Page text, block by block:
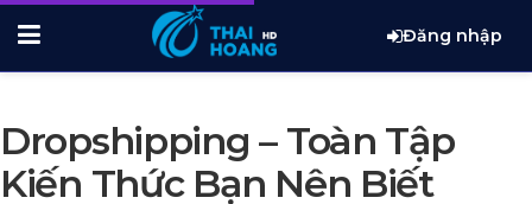
Đăng nhập
Dropshipping – Toàn Tập
Kiến Thức Bạn Nên Biết